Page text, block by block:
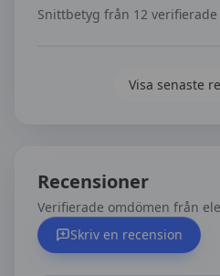
Snittbetyg från 12 verifierade
Visa senaste
Recensioner
Verifierade omdömen från
Skriv en recension